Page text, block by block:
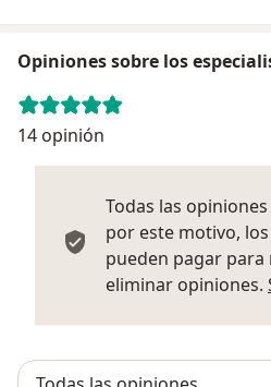
Opiniones sobre los
14 opinión
Todas las
por este motivo,
pueden pagar
eliminar opiniones.